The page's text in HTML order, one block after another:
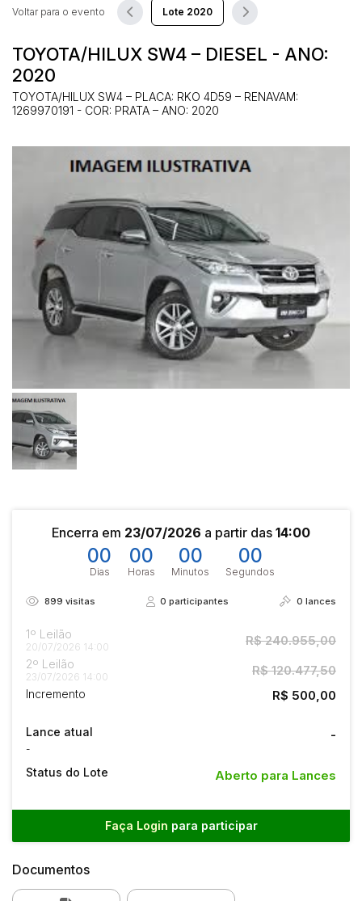
TOYOTA/HILUX SW4 – DIESEL - ANO:
2020
TOYOTA/HILUX SW4 – PLACA: RKO 4D59 – RENAVAM:
1269970191 - COR: PRATA – ANO: 2020
Voltar para o evento
Encerra em 23/07/2026 a partir das 14:00
00
Dias
00
Horas
00
Minutos
00
Segundos
899 visitas 0participantes 0 lances
1º Leilão
20/07/2026 14:00 R$ 240.955,00
2º Leilão
23/07/2026 14:00 R$ 120.477,50
Incremento R$ 500,00
Lance atual
-
-
Status do Lote Aberto para Lances
Faça Login para participar
Documentos